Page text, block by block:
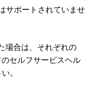
サポートされていませ
場合は、それぞれの
セルフサービスヘル
。